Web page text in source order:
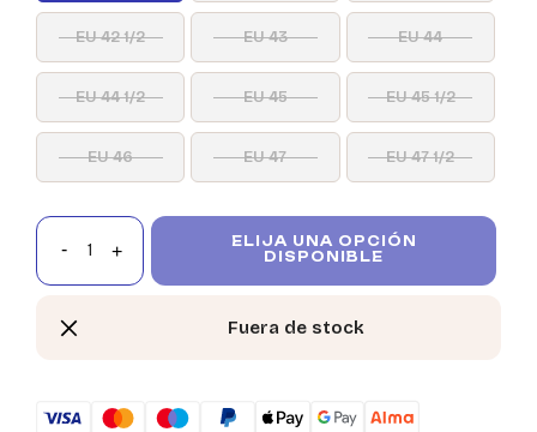
EU 42 1/2 EU 43 EU 44
EU 44 1/2 EU 45 EU 45 1/2
EU 46 EU 47 EU 47 1/2
ELIJA UNA OPCIÓN
DISPONIBLE
Fuera de stock